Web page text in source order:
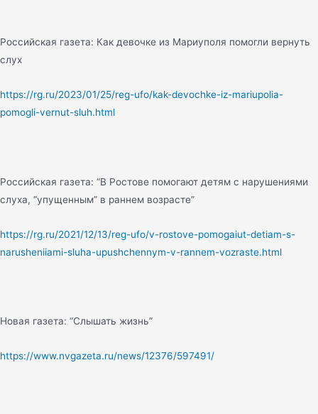
Российская газета: Как девочке из Мариуполя помогли вернуть
слух
https://rg.ru/2023/01/25/reg-ufo/kak-devochke-iz-mariupolia-
pomogli-vernut-sluh.html
Российская газета: “В Ростове помогают детям с нарушениями
слуха, “упущенным” в раннем возрасте”
https://rg.ru/2021/12/13/reg-ufo/v-rostove-pomogaiut-detiam-s-
narusheniiami-sluha-upushchennym-v-rannem-vozraste.html
Новая газета: “Слышать жизнь”
https://www.nvgazeta.ru/news/12376/597491/